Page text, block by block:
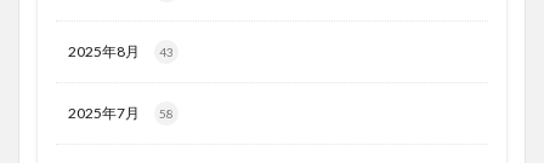
2025年8月 43
2025年7月 58